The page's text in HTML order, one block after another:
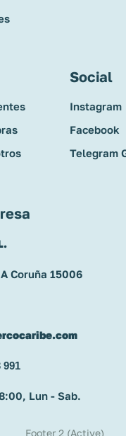
Social
Instagram
Facebook
Telegram
Coruña 15006
991
Lun - Sab.